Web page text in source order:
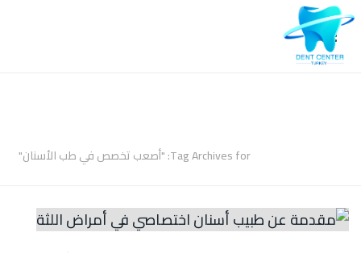
Tag Archives for: "أصعب تخصص في طب الأسنان"